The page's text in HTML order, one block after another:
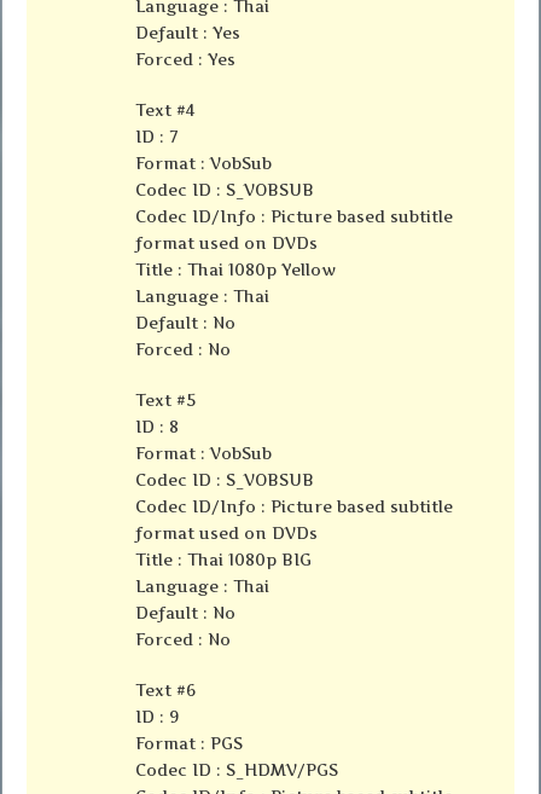
Language : Thai
Default : Yes
Forced : Yes
Text #4
ID : 7
Format : VobSub
Codec ID : S_VOBSUB
Codec ID/Info : Picture based subtitle
format used on DVDs
Title : Thai 1080p Yellow
Language : Thai
Default : No
Forced : No
Text #5
ID : 8
Format : VobSub
Codec ID : S_VOBSUB
Codec ID/Info : Picture based subtitle
format used on DVDs
Title : Thai 1080p BIG
Language : Thai
Default : No
Forced : No
Text #6
ID : 9
Format : PGS
Codec ID : S_HDMV/PGS